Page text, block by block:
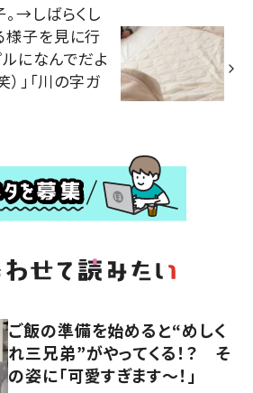
→しばらくし
様子を見に行
になんでだよ
）」「川の字ガ
ご飯の準備を始めると“めしく
れ三兄弟”がやってくる！？ そ
の姿に「可愛すぎます〜！」